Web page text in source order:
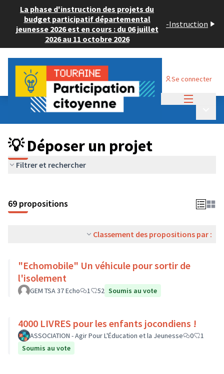
La phase d'instruction des projets du
budget participatif départemental
jeunesse 2026 est en cours : du 06 juillet
2026 au 11 octobre 2026
-Instruction
Se connecter
Budget Participatif ADULTE 2024
💡 Déposer un projet
💡 Déposer un projet
Filtrer et rechercher
69 propositions
Classement des propositions par :
"Echomobile" Un véhicule pour sortir de
l'isolement
GEM TSA 37 Echo 1 52 Soumis au vote
4000 LIVRES pour les enfants jocondiens !
ASSOCIATION - Agir Pour L'Éducation et la Jeunesse 0
1
Soumis au vote